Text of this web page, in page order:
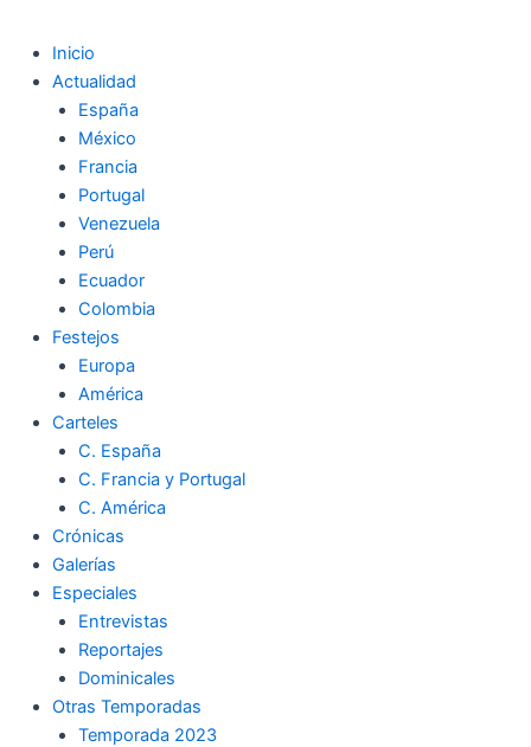
Inicio
Actualidad
España
México
Francia
Portugal
Venezuela
Perú
Ecuador
Colombia
Festejos
Europa
América
Carteles
C. España
C. Francia y Portugal
C. América
Crónicas
Galerías
Especiales
Entrevistas
Reportajes
Dominicales
Otras Temporadas
Temporada 2023